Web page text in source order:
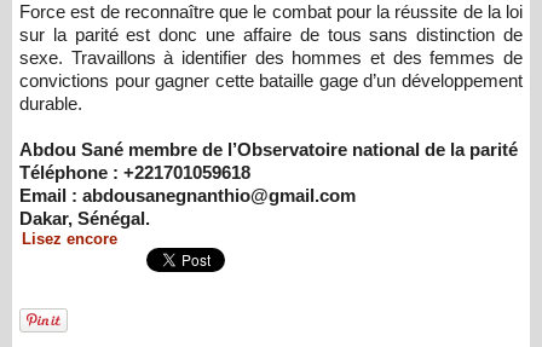
Force est de reconnaître que le combat pour la réussite de la loi
sur la parité est donc une affaire de tous sans distinction de
sexe. Travaillons à identifier des hommes et des femmes de
convictions pour gagner cette bataille gage d’un développement
durable.
Abdou Sané membre de l’Observatoire national de la parité
Téléphone : +221701059618
Email : abdousanegnanthio@gmail.com
Dakar, Sénégal.
Lisez encore